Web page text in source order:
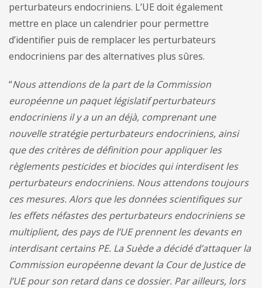
perturbateurs endocriniens. L’UE doit également
mettre en place un calendrier pour permettre
d’identifier puis de remplacer les perturbateurs
endocriniens par des alternatives plus sûres.
“Nous attendions de la part de la Commission
européenne un paquet législatif perturbateurs
endocriniens il y a un an déjà, comprenant une
nouvelle stratégie perturbateurs endocriniens, ainsi
que des critères de définition pour appliquer les
règlements pesticides et biocides qui interdisent les
perturbateurs endocriniens. Nous attendons toujours
ces mesures. Alors que les données scientifiques sur
les effets néfastes des perturbateurs endocriniens se
multiplient, des pays de l’UE prennent les devants en
interdisant certains PE. La Suède a décidé d’attaquer la
Commission européenne devant la Cour de Justice de
l’UE pour son retard dans ce dossier. Par ailleurs, lors